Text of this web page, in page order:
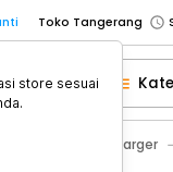
Toko Tangerang
Pick n Go Jakarta
Pick n Go Bekasi
Pick n Go Depok
Baterai & Charger
store sesuai